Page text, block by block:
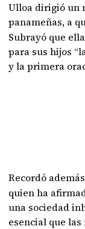
Ulloa dirigió un
panameñas, a
Subrayó que
para sus hijos
y la primera
Recordó
quien ha
una sociedad
esencial que